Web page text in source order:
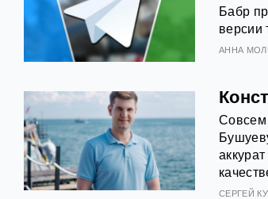
Бабр
версии
АННА
Совсем
СЕРГЕЙ